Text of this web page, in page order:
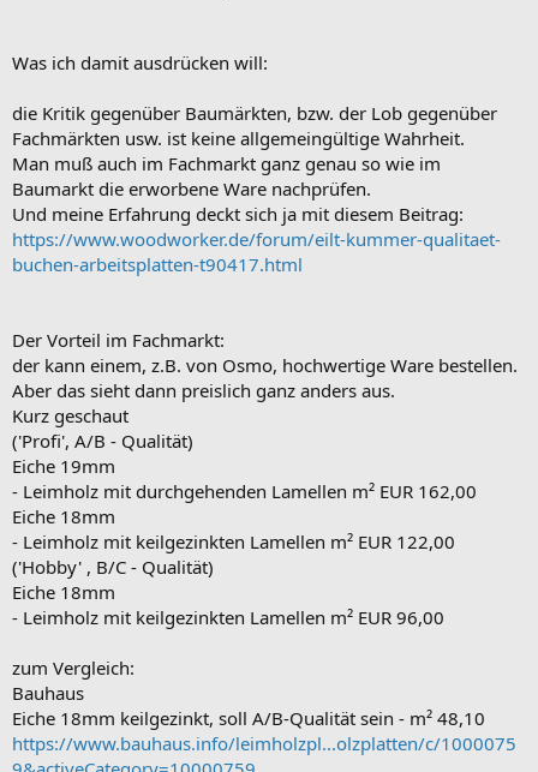
Was ich damit ausdrücken will:
die Kritik gegenüber Baumärkten, bzw. der Lob gegenüber
Fachmärkten usw. ist keine allgemeingültige Wahrheit.
Man muß auch im Fachmarkt ganz genau so wie im
Baumarkt die erworbene Ware nachprüfen.
Und meine Erfahrung deckt sich ja mit diesem Beitrag:
https://www.woodworker.de/forum/eilt-kummer-qualitaet-
buchen-arbeitsplatten-t90417.html
Der Vorteil im Fachmarkt:
der kann einem, z.B. von Osmo, hochwertige Ware bestellen.
Aber das sieht dann preislich ganz anders aus.
Kurz geschaut
('Profi', A/B - Qualität)
Eiche 19mm
- Leimholz mit durchgehenden Lamellen m² EUR 162,00
Eiche 18mm
- Leimholz mit keilgezinkten Lamellen m² EUR 122,00
('Hobby' , B/C - Qualität)
Eiche 18mm
- Leimholz mit keilgezinkten Lamellen m² EUR 96,00
zum Vergleich:
Bauhaus
Eiche 18mm keilgezinkt, soll A/B-Qualität sein - m² 48,10
https://www.bauhaus.info/leimholzpl...olzplatten/c/1000075